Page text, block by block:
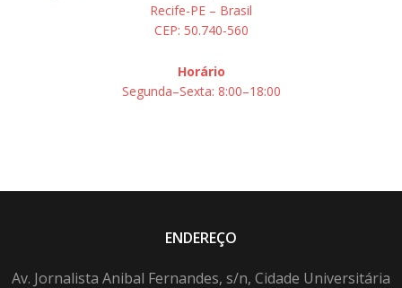
Recife-PE – Brasil
CEP: 50.740-560
Horário
Segunda–Sexta: 8:00–18:00
ENDEREÇO
Av. Jornalista Anibal Fernandes, s/n, Cidade Universitária